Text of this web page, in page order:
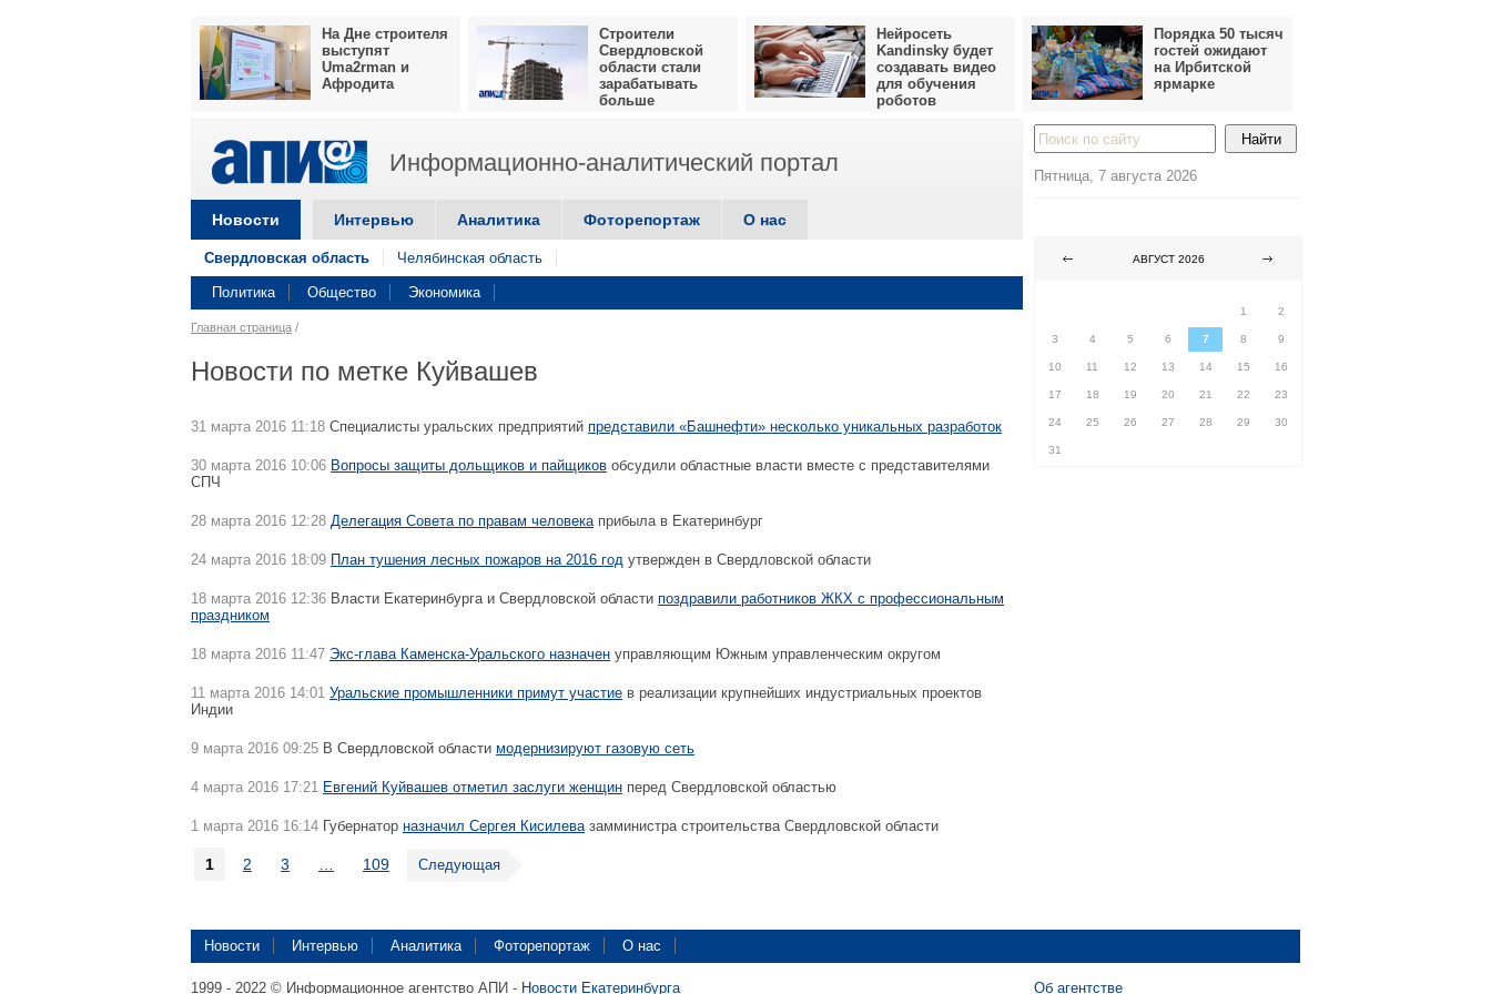
На Дне строителя
выступят
Uma2rman и
Афродита
Строители
Свердловской
области стали
зарабатывать
больше
Нейросеть
Kandinsky будет
создавать видео
для обучения
роботов
Порядка 50 тысяч
гостей ожидают
на Ирбитской
ярмарке
Информационно-аналитический портал
Новости Интервью Аналитика Фоторепортаж О нас
Свердловская область Челябинская область
Политика Общество Экономика
Главная страница /
Новости по метке Куйвашев
31 марта 2016 11:18 Специалисты уральских предприятий представили «Башнефти» несколько уникальных разработок
30 марта 2016 10:06 Вопросы защиты дольщиков и пайщиков обсудили областные власти вместе с представителями
СПЧ
28 марта 2016 12:28 Делегация Совета по правам человекаприбыла в Екатеринбург
24 марта 2016 18:09 План тушения лесных пожаров на 2016 год утвержден в Свердловской области
18 марта 2016 12:36 Власти Екатеринбурга и Свердловской области поздравили работников ЖКХ с профессиональным
праздником
18 марта 2016 11:47 Экс-глава Каменска-Уральского назначен управляющим Южным управленческим округом
11 марта 2016 14:01 Уральские промышленники примут участие в реализации крупнейших индустриальных проектов
Индии
9 марта 2016 09:25 В Свердловской области модернизируют газовую сеть
4 марта 2016 17:21 Евгений Куйвашев отметил заслуги женщин перед Свердловской областью
1 марта 2016 16:14 Губернатор назначил Сергея Кисилевазамминистра строительства Свердловской области
1 2 3 109 Следующая
Пятница, 7 августа 2026
АВГУСТ 2026
1
2
3 4 5 6 7 8 9
10 11 12 13 14 15 16
17 18 19 20 21 22 23
24 25 26 27 28 29 30
31
Новости Интервью Аналитика Фоторепортаж О нас
1999 - 2022 © Информационное агентство АПИ - Новости Екатеринбурга Об агентстве